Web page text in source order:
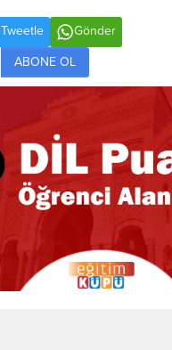
Tweetle Gönder
ABONE OL